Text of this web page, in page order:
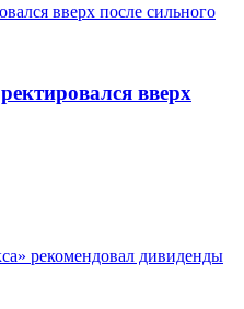
вверх после сильного
вверх
рекомендовал дивиденды